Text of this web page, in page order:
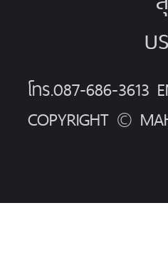
บ
โทร.087-686-3613
COPYRIGHT ©